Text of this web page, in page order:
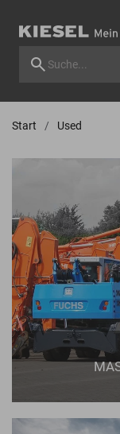
Start Used